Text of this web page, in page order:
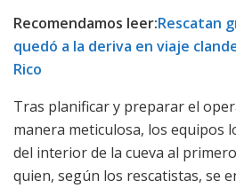
Recomendamos leer:Rescatan
quedó a la deriva en viaje
Rico
Tras planificar y preparar el
manera meticulosa, los equipos
del interior de la cueva al
quien, según los rescatistas, se